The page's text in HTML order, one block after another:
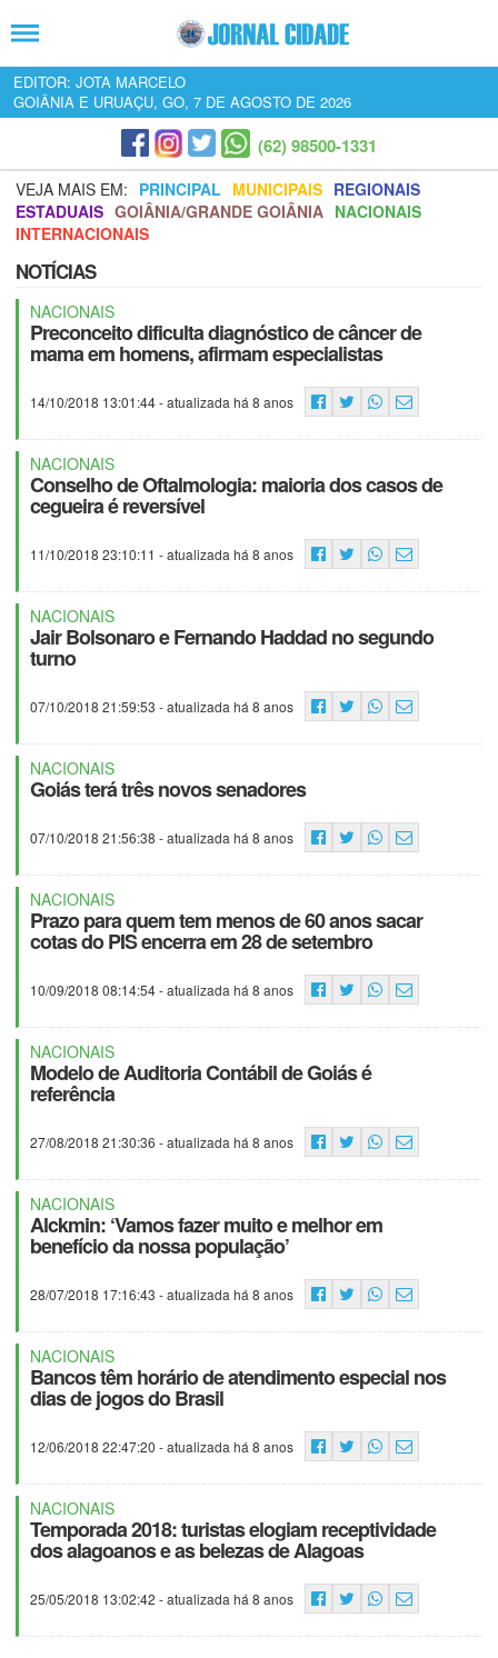
EDITOR: JOTA MARCELO
GOIÂNIA E URUAÇU, GO, 7 DE AGOSTO DE 2026
(62) 98500-1331
VEJA MAIS EM: PRINCIPAL MUNICIPAIS REGIONAIS
ESTADUAIS GOIÂNIA/GRANDE GOIÂNIA NACIONAIS
INTERNACIONAIS
NOTÍCIAS
NACIONAIS
Preconceito dificulta diagnóstico de câncer de
mama em homens, afirmam especialistas
14/10/2018 13:01:44- atualizada há 8 anos
NACIONAIS
Conselho de Oftalmologia: maioria dos casos de
cegueira é reversível
11/10/2018 23:10:11 - atualizada há 8 anos
NACIONAIS
Jair Bolsonaro e Fernando Haddad no segundo
turno
07/10/2018 21:59:53 - atualizada há 8 anos
NACIONAIS
Goiás terá três novos senadores
07/10/2018 21:56:38 - atualizada há 8 anos
NACIONAIS
Prazo para quem tem menos de 60 anos sacar
cotas do PIS encerra em 28 de setembro
10/09/2018 08:14:54- atualizada há 8 anos
NACIONAIS
Modelo de Auditoria Contábil de Goiás é
referência
27/08/2018 21:30:36 - atualizada há 8 anos
NACIONAIS
Alckmin: ‘Vamos fazer muito e melhor em
benefício da nossa população’
28/07/2018 17:16:43 - atualizada há 8 anos
NACIONAIS
Bancos têm horário de atendimento especial nos
dias de jogos do Brasil
12/06/2018 22:47:20 - atualizada há 8 anos
NACIONAIS
Temporada 2018: turistas elogiam receptividade
dos alagoanos e as belezas de Alagoas
25/05/2018 13:02:42 - atualizada há 8 anos